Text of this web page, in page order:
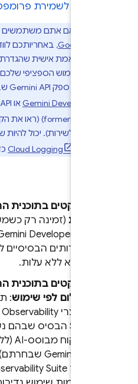
לשמירת פרומפטים
אם אתם משתמשים בהארקה
, באחריותכם לוודא
מותאמת אישית שהגדרתם תואמת
השימוש הספציפי שלכם ולכל
Gemini APIשבחרתם:
Gemini DeveloperאוGemini API
(ראו את הקטעתנאי
לשירות). יכול להיות שתצטרכו
Cloud Loggingכדי לעמוד
(זמינה רק
Gemini Developer API
):
בשירותים הבסיסיים לצורך
תשלום לפי שימוש: תחויבו
CloudObservability
הבסיס שבהם נעשה
בפיקוח מבוסס-AI (ללא קשר לספק
שבחרתם). עם
Observability Suite